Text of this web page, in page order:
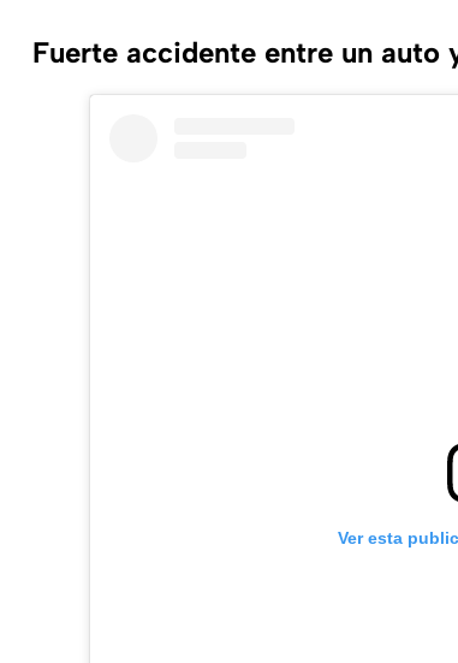
Fuerte accidente entre un auto
Ver esta